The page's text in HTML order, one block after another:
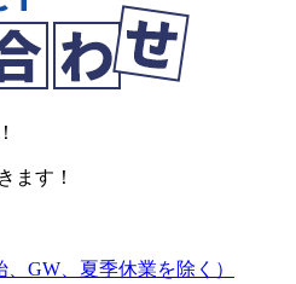
ます！
GW、夏季休業を除く）